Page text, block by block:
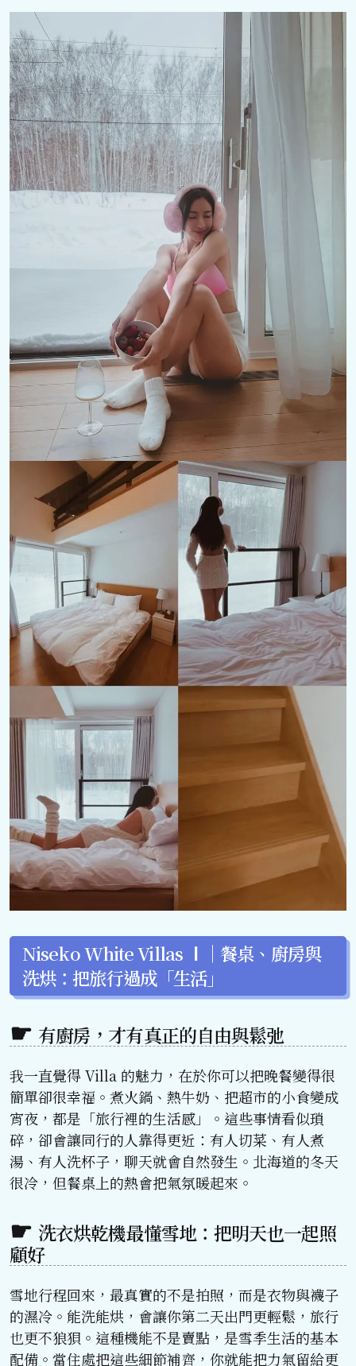
Niseko White Villas Ⅰ｜餐桌、廚房與
洗烘：把旅行過成「生活」
有廚房，才有真正的自由與鬆弛
我一直覺得 Villa 的魅力，在於你可以把晚餐變得很
簡單卻很幸福。煮火鍋、熱牛奶、把超市的小食變成
宵夜，都是「旅行裡的生活感」。這些事情看似瑣
碎，卻會讓同行的人靠得更近：有人切菜、有人煮
湯、有人洗杯子，聊天就會自然發生。北海道的冬天
很冷，但餐桌上的熱會把氣氛暖起來。
洗衣烘乾機最懂雪地：把明天也一起照
顧好
雪地行程回來，最真實的不是拍照，而是衣物與襪子
的濕冷。能洗能烘，會讓你第二天出門更輕鬆，旅行
也更不狼狽。這種機能不是賣點，是雪季生活的基本
配備。當住處把這些細節補齊，你就能把力氣留給更